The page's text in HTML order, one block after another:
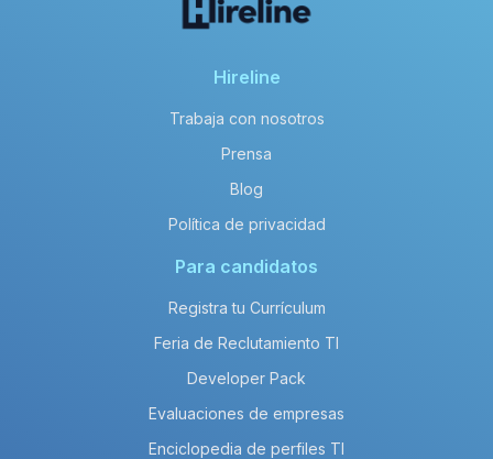
Hireline
Trabaja con nosotros
Prensa
Blog
Política de privacidad
Para candidatos
Registra tu Currículum
Feria de Reclutamiento TI
Developer Pack
Evaluaciones de empresas
Enciclopedia de perfiles TI